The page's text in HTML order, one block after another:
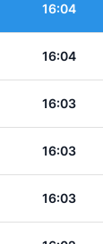
16:04
16:04
16:03
16:03
16:03